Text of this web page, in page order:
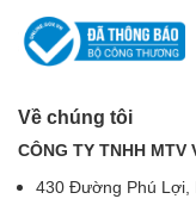
Về chúng tôi
CÔNG TY TNHH MTV
430 Đường Phú Lợi,